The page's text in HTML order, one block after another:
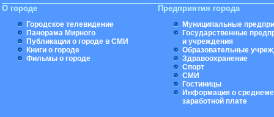
О городе
Городское телевидение
Панорама Мирного
Публикации о городе в СМИ
Книги о городе
Фильмы о городе
Предприятия города
Муниципальные
Государственные
и учреждения
Образовательные
Здравоохранение
Спорт
СМИ
Гостиницы
Информация о
заработной плате